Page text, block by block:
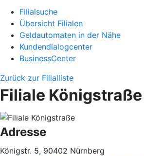
Filialsuche
Übersicht Filialen
Geldautomaten in der Nähe
Kundendialogcenter
BusinessCenter
Zurück zur Filialliste
Filiale Königstraße
Adresse
Königstr. 5, 90402 Nürnberg